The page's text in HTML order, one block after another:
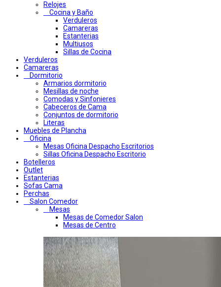
Relojes
Cocina y Baño
Verduleros
Camareras
Estanterias
Multiusos
Sillas de Cocina
Verduleros
Camareras
Dormitorio
Armarios dormitorio
Mesillas de noche
Comodas y Sinfonieres
Cabeceros de Cama
Conjuntos de dormitorio
Literas
Muebles de Plancha
Oficina
Mesas Oficina Despacho Escritorios
Sillas Oficina Despacho Escritorio
Botelleros
Outlet
Estanterias
Sofas Cama
Perchas
Salon Comedor
Mesas
Mesas de Comedor Salon
Mesas de Centro